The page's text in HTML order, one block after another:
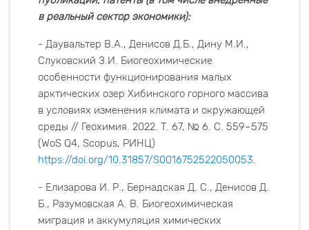
в реальный сектор экономики):
- Даувальтер В.А., Денисов Д.Б., Дину М.И.,
Слуковский З.И. Биогеохимические
особенности функционирования малых
арктических озер Хибинского горного массива
в условиях изменения климата и окружающей
среды // Геохимия. 2022. Т. 67, № 6. С. 559–575
(WoS Q4, Scopus, РИНЦ)
https://doi.org/10.31857/S0016752522050053.
- Елизарова И. Р., Бернадская Д. С., Денисов Д.
Б., Разумовская А. В. Биогеохимическая
миграция и аккумуляция химических